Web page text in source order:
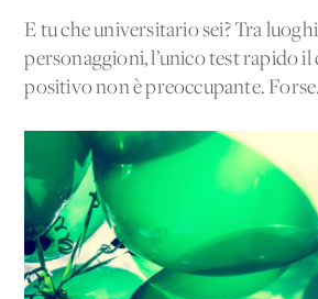
E tu che universitario sei? Tra
personaggioni, l’unico test rapido il
positivo non è preoccupante. Forse.